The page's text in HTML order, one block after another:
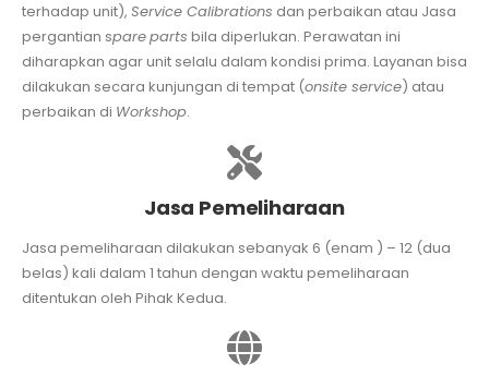
terhadap unit), Service Calibrations dan perbaikan atau Jasa
pergantian spareparts bila diperlukan. Perawatan ini
diharapkan agar unit selalu dalam kondisi prima. Layanan bisa
dilakukan secara kunjungan di tempat (onsite service) atau
perbaikan di Workshop.
Jasa Pemeliharaan
Jasa pemeliharaan dilakukan sebanyak 6 (enam ) – 12 (dua
belas) kali dalam 1 tahun dengan waktu pemeliharaan
ditentukan oleh Pihak Kedua.